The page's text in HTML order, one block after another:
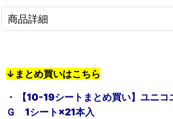
商品詳細
↓まとめ買いはこちら
・ 【10-19シートまとめ買い】ユニコ
Ｇ 1シート×21本入